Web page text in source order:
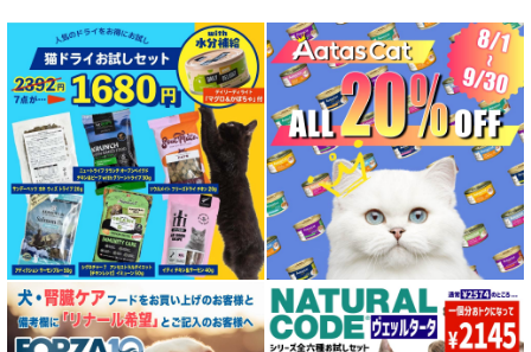
特集 グリーントライプ（第４胃）とは
特集 フリーズドライ
特集 エアドライフード
特殊製法のドッグフード
特殊製法のキャットフード